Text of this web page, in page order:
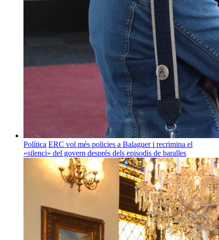
Política ERC vol més policies a Balaguer i recrimina el
«silenci» del govern després dels episodis de baralles